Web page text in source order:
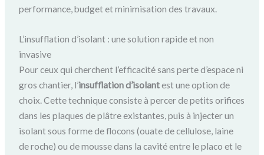
performance, budget et minimisation des travaux.
L’insufflation d’isolant : une solution rapide et non
invasive
Pour ceux qui cherchent l’efficacité sans perte d’espace ni
gros chantier, l’insufflation d’isolantest une option de
choix. Cette technique consiste à percer de petits orifices
dans les plaques de plâtre existantes, puis à injecter un
isolant sous forme de flocons (ouate de cellulose, laine
de roche) ou de mousse dans la cavité entre le placo et le